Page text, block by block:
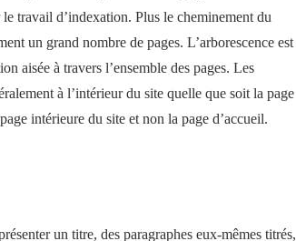
travail d’indexation. Plus le cheminement du
un grand nombre de pages. L’arborescence est
aisée à travers l’ensemble des pages. Les
à l’intérieur du site quelle que soit la page
intérieure du site et non la page d’accueil.
un titre, des paragraphes eux-mêmes titrés,